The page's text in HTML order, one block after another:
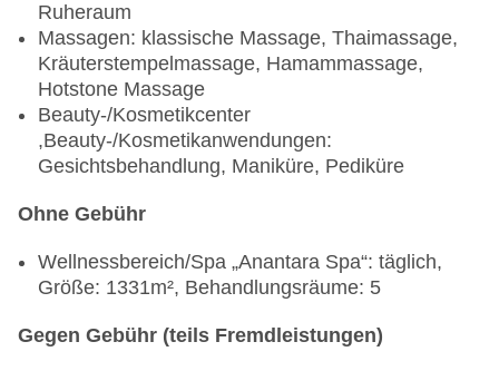
Ruheraum
Massagen: klassische Massage, Thaimassage,
Kräuterstempelmassage, Hamammassage,
Hotstone Massage
Beauty-/Kosmetikcenter
,Beauty-/Kosmetikanwendungen:
Gesichtsbehandlung, Maniküre, Pediküre
Ohne Gebühr
Wellnessbereich/Spa „Anantara Spa“: täglich,
Größe: 1331m², Behandlungsräume: 5
Gegen Gebühr (teils Fremdleistungen)